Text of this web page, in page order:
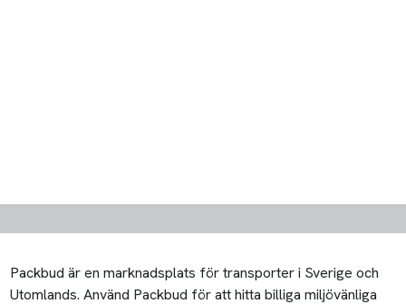
Packbud är en marknadsplats för transporter i Sverige och
Utomlands. Använd Packbud för att hitta billiga miljövänliga